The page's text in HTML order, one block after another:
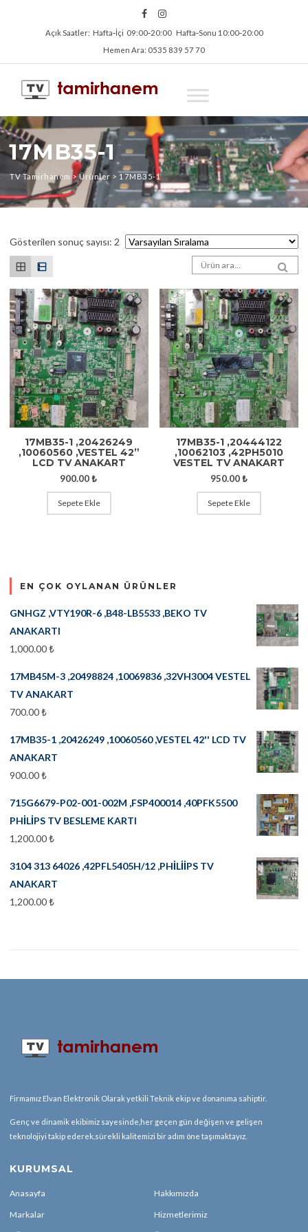
Açık Saatler: Hafta‑İçi 09:00‑20:00 Hafta‑Sonu 10:00‑20:00
Hemen Ara: 0535 839 57 70
17MB35-1
TV Tamirhanem >Ürünler > 17MB35-1
Gösterilen sonuç sayısı: 2
Arama sonuçları:
17MB35-1 ,20426249
,10060560 ,VESTEL 42”
LCD TV ANAKART
900.00₺
Sepete Ekle
17MB35-1 ,20444122
,10062103 ,42PH5010
VESTEL TV ANAKART
950.00₺
Sepete Ekle
EN ÇOK OYLANAN ÜRÜNLER
GNHGZ ,VTY190R-6 ,B48-LB5533 ,BEKO TV
ANAKARTI
1,000.00₺
17MB45M-3 ,20498824 ,10069836 ,32VH3004 VESTEL
TV ANAKART
700.00₺
17MB35-1 ,20426249 ,10060560 ,VESTEL 42'' LCD TV
ANAKART
900.00₺
715G6679-P02-001-002M ,FSP400014 ,40PFK5500
PHİLİPS TV BESLEME KARTI
1,200.00₺
3104 313 64026 ,42PFL5405H/12 ,PHİLİİPS TV
ANAKART
1,200.00₺
Firmamız Elvan Elektronik Olarak yetkili Teknik ekip ve donanıma sahiptir.
Genç ve dinamik ekibimiz sayesinde,her geçen gün değişen ve gelişen
teknolojiyi takip ederek,sürekli kalitemizi bir adım öne taşımaktayız.
KURUMSAL
Anasayfa Hakkımızda
Markalar Hizmetlerimiz